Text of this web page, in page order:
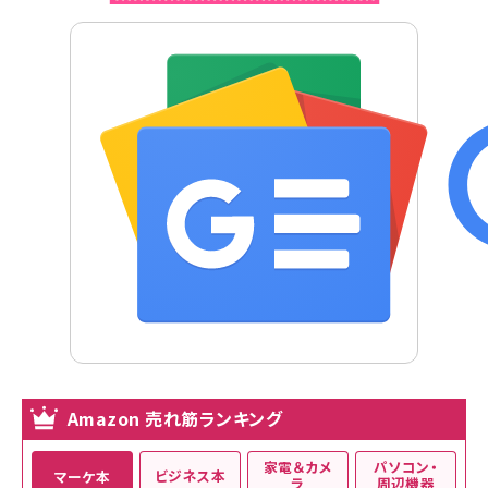
Amazon 売れ筋ランキング
マーケ本 ビジネス本 家電＆カメ
ラ
パソコン・
周辺機器